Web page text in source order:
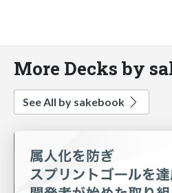
More Decks by
See All by sakebook